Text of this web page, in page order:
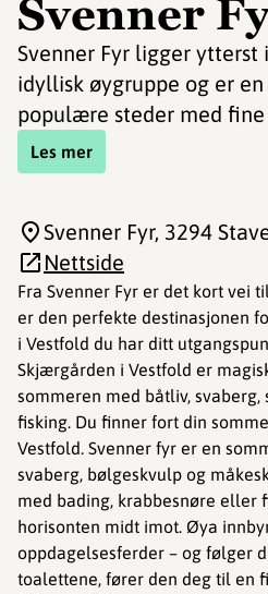
Svenner
Svenner Fyr ligger ytterst
idyllisk øygruppe og er
populære steder med fine
Les mer
Fra Svenner Fyr er det kort vei
er den perfekte destinasjonen
i Vestfold du har ditt
Skjærgården i Vestfold er
sommeren med båtliv,
fisking. Du finner fort din
Vestfold. Svenner fyr er en
svaberg, bølgeskvulp og
med bading, krabbesnøre eller
horisonten midt imot. Øya
oppdagelsesferder – og følger
toalettene, fører den deg til en
Svenner Fyr, 3294
Nettside